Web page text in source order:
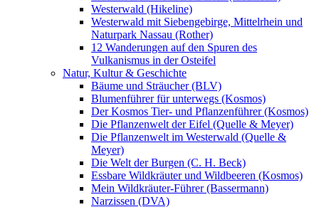
Westerwald (Hikeline)
Westerwald mit Siebengebirge, Mittelrhein und
Naturpark Nassau (Rother)
12 Wanderungen auf den Spuren des
Vulkanismus in der Osteifel
Natur, Kultur & Geschichte
Bäume und Sträucher (BLV)
Blumenführer für unterwegs (Kosmos)
Der Kosmos Tier- und Pflanzenführer (Kosmos)
Die Pflanzenwelt der Eifel (Quelle & Meyer)
Die Pflanzenwelt im Westerwald (Quelle &
Meyer)
Die Welt der Burgen (C. H. Beck)
Essbare Wildkräuter und Wildbeeren (Kosmos)
Mein Wildkräuter-Führer (Bassermann)
Narzissen (DVA)